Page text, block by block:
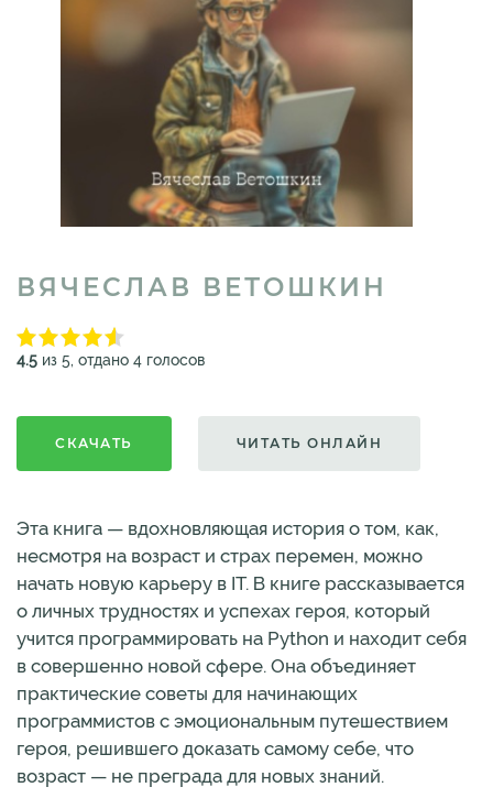
ВЯЧЕСЛАВ ВЕТОШКИН
4.5 из 5, отдано 4 голосов
СКАЧАТЬ ЧИТАТЬ ОНЛАЙН
Эта книга — вдохновляющая история о том, как,
несмотря на возраст и страх перемен, можно
начать новую карьеру в IT. В книге рассказывается
о личных трудностях и успехах героя, который
учится программировать на Python и находит себя
в совершенно новой сфере. Она объединяет
практические советы для начинающих
программистов с эмоциональным путешествием
героя, решившего доказать самому себе, что
возраст — не преграда для новых знаний.